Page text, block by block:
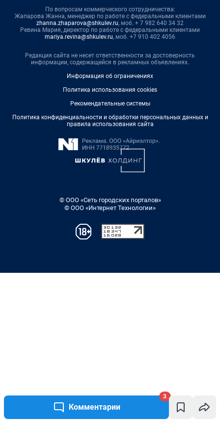
Комментарии
3
По вопросам коммерческого сотрудничества:
Жапарова Жанна, менеджер по работе с федеральными клиентами
zhanna.zhaparova@shkulev.ru, моб. + 7 982 640 34 32
Ревина Мария, директор по работе с федеральными клиентами
mariya.revina@shkulev.ru, моб. +7 910 402 4056
Редакция сайта не несет ответственности за достоверность
информации, содержащейся в рекламных объявлениях.
Информация об ограничениях
Политика использования cookies
Рекомендательные системы
Политика конфиденциальности и обработки персональных данных и
правила использования сайта
© ООО «Сеть городских порталов»
© ООО «Интернет Технологии»